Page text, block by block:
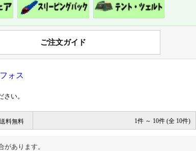
ご注文ガイド
ォス
い。
送料無料 1件 ～ 10件 (全 10件)
あります。